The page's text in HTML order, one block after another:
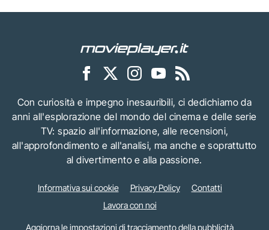
Con curiosità e impegno inesauribili, ci dedichiamo da
anni all'esplorazione del mondo del cinema e delle serie
TV: spazio all'informazione, alle recensioni,
all'approfondimento e all'analisi, ma anche e soprattutto
al divertimento e alla passione.
Informativa sui cookie Privacy Policy
Contatti
Lavora con noi
Aggiorna le impostazioni di tracciamento della pubblicità